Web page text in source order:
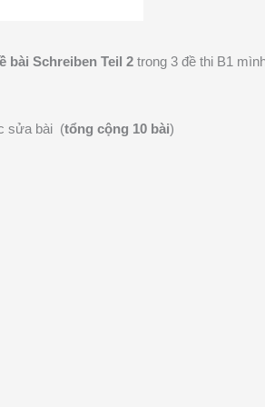
bài Schreiben Teil 2 trong 3 đề thi B1
sửa bài (tổng cộng 10 bài)